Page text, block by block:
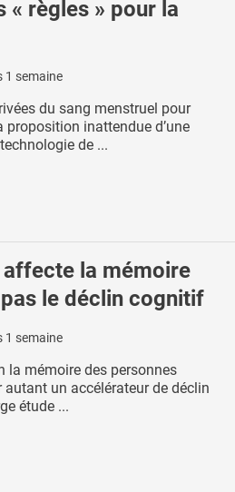
« règles » pour la
1 semaine
du sang menstruel pour
proposition inattendue d’une
de ...
affecte la mémoire
pas le déclin cognitif
1 semaine
la mémoire des personnes
autant un accélérateur de déclin
étude ...